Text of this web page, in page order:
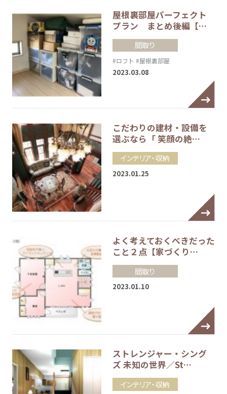
屋根裏部屋パーフェクト
プラン まとめ後編【…
間取り
#ロフト #屋根裏部屋
2023.03.08
こだわりの建材・設備を
選ぶなら「 笑顔の絶…
インテリア・収納
2023.01.25
よく考えておくべきだった
こと２点【家づくり…
間取り
2023.01.10
ストレンジャー・シング
ズ 未知の世界／St…
インテリア・収納